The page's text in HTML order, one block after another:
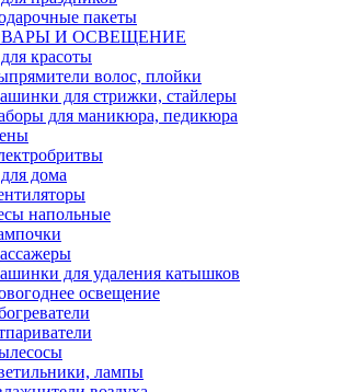
пакеты
И ОСВЕЩЕНИЕ
красоты
волос, плойки
для стрижки, стайлеры
для маникюра, педикюра
дома
напольные
для удаления катышков
освещение
лампы